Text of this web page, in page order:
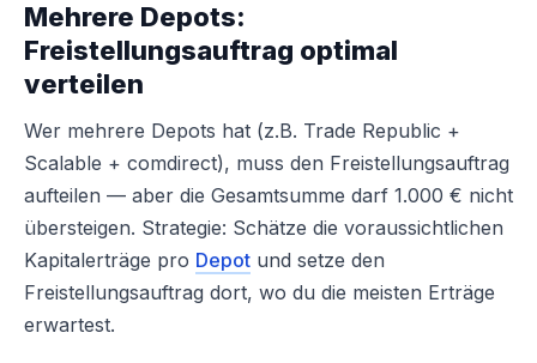
Mehrere Depots:
Freistellungsauftrag optimal
verteilen
Wer mehrere Depots hat (z.B. Trade Republic +
Scalable + comdirect), muss den Freistellungsauftrag
aufteilen — aber die Gesamtsumme darf 1.000 € nicht
übersteigen. Strategie: Schätze die voraussichtlichen
Kapitalerträge pro Depot und setze den
Freistellungsauftrag dort, wo du die meisten Erträge
erwartest.